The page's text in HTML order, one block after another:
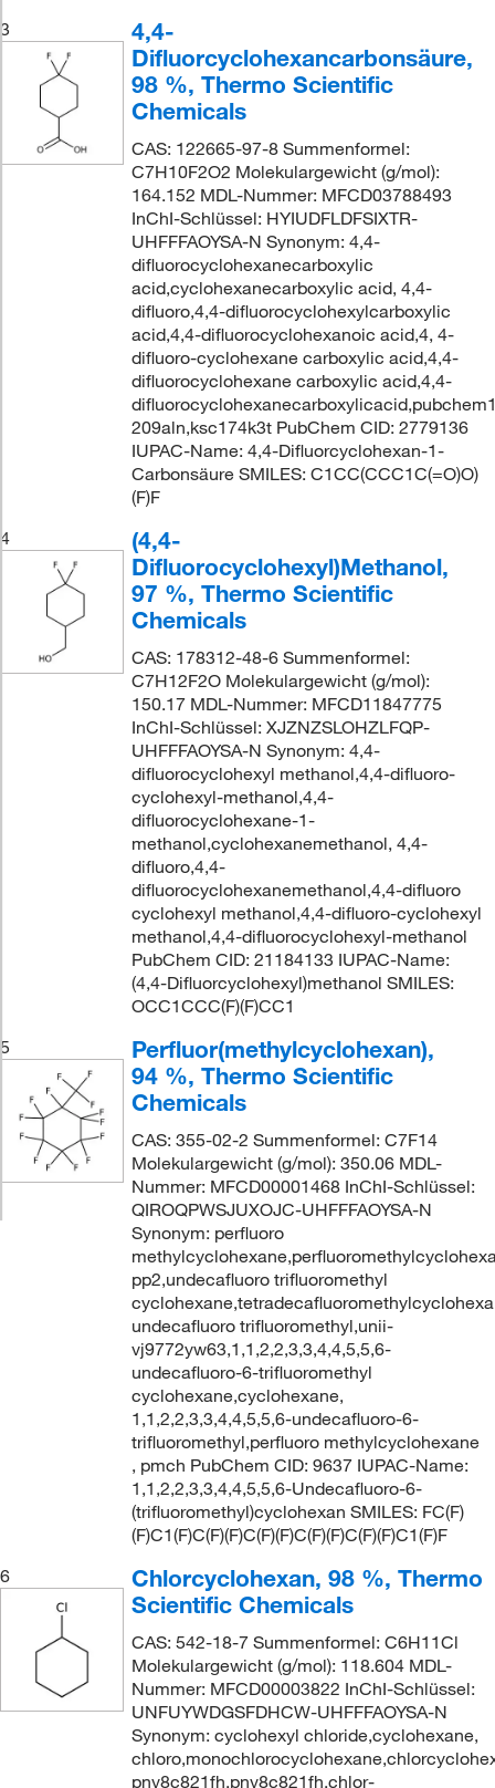
3
4,4-
Difluorcyclohexancarbonsäure,
98 %, Thermo Scientific
Chemicals
CAS: 122665-97-8 Summenformel:
C7H10F2O2 Molekulargewicht (g/mol):
164.152 MDL-Nummer: MFCD03788493
InChI-Schlüssel: HYIUDFLDFSIXTR-
UHFFFAOYSA-N Synonym: 4,4-
difluorocyclohexanecarboxylic
acid,cyclohexanecarboxylic acid, 4,4-
difluoro,4,4-difluorocyclohexylcarboxylic
acid,4,4-difluorocyclohexanoic acid,4, 4-
difluoro-cyclohexane carboxylic acid,4,4-
difluorocyclohexane carboxylic acid,4,4-
209aln,ksc174k3t PubChem CID: 2779136
IUPAC-Name: 4,4-Difluorcyclohexan-1-
Carbonsäure SMILES: C1CC(CCC1C(=O)O)
(F)F
4
(4,4-
Difluorocyclohexyl)Methanol,
97 %, Thermo Scientific
Chemicals
CAS: 178312-48-6 Summenformel:
C7H12F2O Molekulargewicht (g/mol):
150.17 MDL-Nummer: MFCD11847775
InChI-Schlüssel: XJZNZSLOHZLFQP-
UHFFFAOYSA-N Synonym: 4,4-
difluorocyclohexyl methanol,4,4-difluoro-
cyclohexyl-methanol,4,4-
difluorocyclohexane-1-
methanol,cyclohexanemethanol, 4,4-
difluoro,4,4-
difluorocyclohexanemethanol,4,4-difluoro
cyclohexyl methanol,4,4-difluoro-cyclohexyl
methanol,4,4-difluorocyclohexyl-methanol
PubChem CID: 21184133 IUPAC-Name:
(4,4-Difluorcyclohexyl)methanol SMILES:
OCC1CCC(F)(F)CC1
5
Perfluor(methylcyclohexan),
94 %, Thermo Scientific
Chemicals
CAS: 355-02-2 Summenformel: C7F14
Molekulargewicht (g/mol): 350.06 MDL-
Nummer: MFCD00001468 InChI-Schlüssel:
QIROQPWSJUXOJC-UHFFFAOYSA-N
Synonym: perfluoro
pp2,undecafluoro trifluoromethyl
undecafluoro trifluoromethyl,unii-
vj9772yw63,1,1,2,2,3,3,4,4,5,5,6-
undecafluoro-6-trifluoromethyl
cyclohexane,cyclohexane,
1,1,2,2,3,3,4,4,5,5,6-undecafluoro-6-
trifluoromethyl,perfluoro methylcyclohexane
, pmch PubChem CID: 9637 IUPAC-Name:
1,1,2,2,3,3,4,4,5,5,6-Undecafluoro-6-
(trifluoromethyl)cyclohexan SMILES: FC(F)
(F)C1(F)C(F)(F)C(F)(F)C(F)(F)C(F)(F)C1(F)F
6
Chlorcyclohexan, 98 %, Thermo
Scientific Chemicals
CAS: 542-18-7 Summenformel: C6H11Cl
Molekulargewicht (g/mol): 118.604 MDL-
Nummer: MFCD00003822 InChI-Schlüssel:
UNFUYWDGSFDHCW-UHFFFAOYSA-N
Synonym: cyclohexyl chloride,cyclohexane,
pnv8c821fh,pnv8c821fh,chlor-